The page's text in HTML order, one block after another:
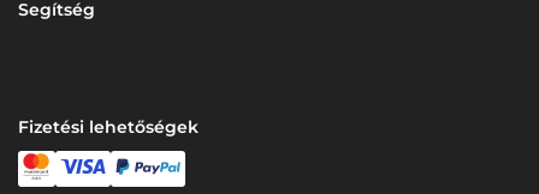
Segítség
Fizetési lehetőségek